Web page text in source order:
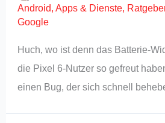
Android,Apps & Dienste,
Google
Huch, wo ist denn das Batterie-
die Pixel 6-Nutzer so gefreut
einen Bug, der sich schnell